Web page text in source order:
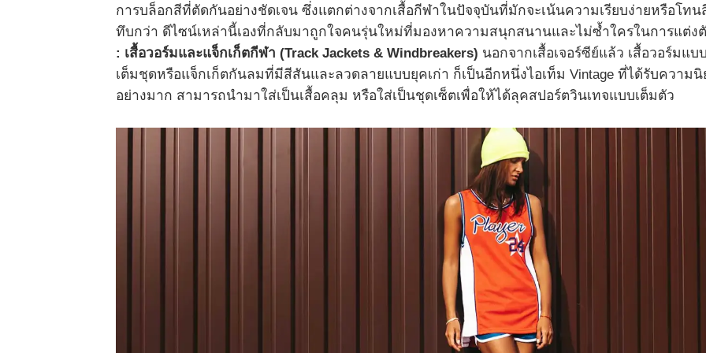
การบล็อกสีที่ตัดกันอย่างชัดเจน ซึ่งแตกต่างจากเสื้อกีฬาในปัจจุบันที่มักจะเน้นความเรียบง่ายหรือโทน
ทึบกว่า ดีไซน์เหล่านี้เองที่กลับมาถูกใจคนรุ่นใหม่ที่มองหาความสนุกสนานและไม่ซ้ำใครในการแต่ง
: เสื้อวอร์มและแจ็กเก็ตกีฬา (Track Jackets & Windbreakers) นอกจากเสื้อเจอร์ซีย์แล้ว เสื้อวอร์มแบ
เต็มชุดหรือแจ็กเก็ตกันลมที่มีสีสันและลวดลายแบบยุคเก่า ก็เป็นอีกหนึ่งไอเท็ม Vintage ที่ได้รับความ
อย่างมาก สามารถนำมาใส่เป็นเสื้อคลุม หรือใส่เป็นชุดเซ็ตเพื่อให้ได้ลุคสปอร์ตวินเทจแบบเต็มตัว